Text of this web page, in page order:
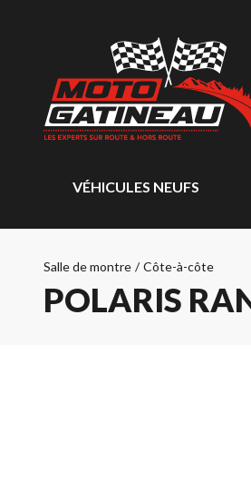
VÉHICULES NEUFS
Salle de montre / Côte-à-côte
POLARIS